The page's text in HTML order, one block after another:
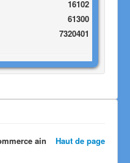
16102
61300
7320401
Haut de page
ain